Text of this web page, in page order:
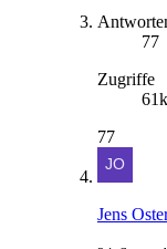
77
Zugriffe
61k
77
Jens